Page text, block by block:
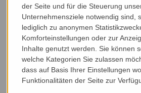
der Seite und für die Steuerung
Unternehmensziele notwendig sind,
lediglich zu anonymen
Komforteinstellungen oder zur
Inhalte genutzt werden. Sie können
welche Kategorien Sie zulassen
dass auf Basis Ihrer Einstellungen
Funktionalitäten der Seite zur